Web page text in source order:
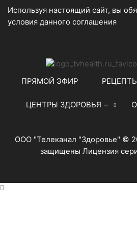
Используя настоящий сайт, вы
условия данного соглашения
ПРЯМОЙ ЭФИР
ЦЕНТРЫ ЗДОРОВЬЯ
ООО "Телеканал "Здоровье" ©
защищены Лицензия